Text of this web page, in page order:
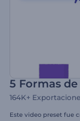
5 Formas
164K+
Este video preset fue